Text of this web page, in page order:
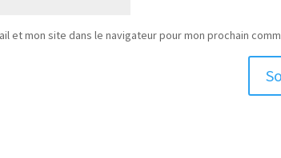
et mon site dans le navigateur pour mon prochain